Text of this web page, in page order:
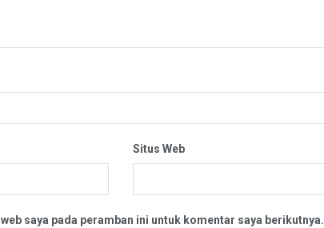
Situs Web
saya pada peramban ini untuk komentar saya berikutnya.